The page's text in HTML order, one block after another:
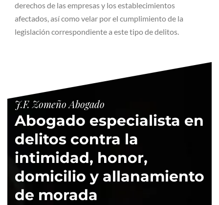
derechos de las empresas y los establecimientos
afectados, así como velar por el cumplimiento de la
legislación correspondiente a este tipo de delitos.
J.F. Zomeño Abogado
Abogado especialista en
delitos contra la
intimidad, honor,
domicilio y allanamiento
de morada